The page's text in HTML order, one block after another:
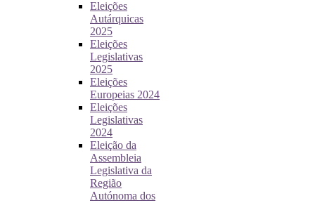
Eleições
Autárquicas
2025
Eleições
Legislativas
2025
Eleições
Europeias 2024
Eleições
Legislativas
2024
Eleição da
Assembleia
Legislativa da
Região
Autónoma dos